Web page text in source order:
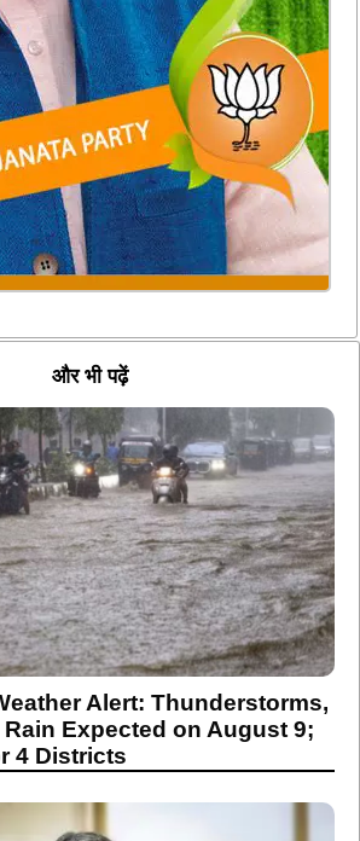
और भी पढ़ें
Alert: Thunderstorms,
Expected on August 9;
4 Districts